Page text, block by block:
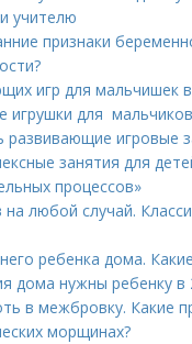
учителю
признаки
игр для мальчишек в
игрушки для
развивающие игровые
занятия для
процессов»
на любой случай.
ребенка дома. Какие
дома нужны ребенку в
в межбровку. Какие
морщинах?